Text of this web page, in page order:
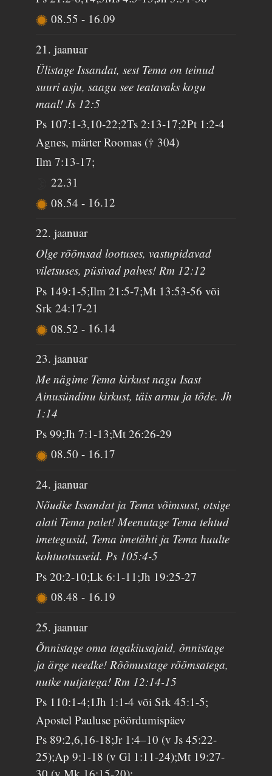
08.55- 16.09
21. jaanuar
Ülistage Issandat, sest Tema on teinud
suuri asju, saagu see teatavaks kogu
maal! Js 12:5
Ps 107:1-3,10-22;2Ts 2:13-17;2Pt 1:2-4
Agnes, märter Roomas († 304)
Ilm 7:13-17;
22.31
08.54- 16.12
22. jaanuar
Olge rõõmsad lootuses, vastupidavad
viletsuses, püsivad palves! Rm 12:12
Ps 149:1-5;Ilm 21:5-7;Mt 13:53-56 või
Srk 24:17-21
08.52- 16.14
23. jaanuar
Me nägime Tema kirkust nagu Isast
Ainusündinu kirkust, täis armu ja tõde. Jh
1:14
Ps 99;Jh 7:1-13;Mt 26:26-29
08.50- 16.17
24. jaanuar
Nõudke Issandat ja Tema võimsust, otsige
alati Tema palet! Meenutage Tema tehtud
imetegusid, Tema imetähti ja Tema huulte
kohtuotsuseid. Ps 105:4-5
Ps 20:2-10;Lk 6:1-11;Jh 19:25-27
08.48- 16.19
25. jaanuar
Õnnistage oma tagakiusajaid, õnnistage
ja ärge needke! Rõõmustage rõõmsatega,
nutke nutjatega! Rm 12:14-15
Ps 110:1-4;1Jh 1:1-4 või Srk 45:1-5;
Apostel Pauluse pöördumispäev
Ps 89:2,6,16-18;Jr 1:4–10 (v Js 45:22-
25);Ap 9:1-18 (v Gl 1:11-24);Mt 19:27-